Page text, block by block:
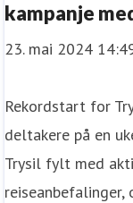
kampanje
23. mai 2024
Rekordstart for
deltakere på en
Trysil fylt med
reiseanbefalinger,